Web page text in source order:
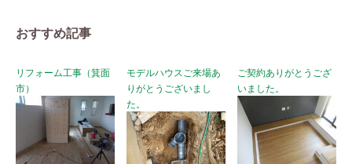
おすすめ記事
リフォーム工事（箕面
市）
モデルハウスご来場あ
りがとうございまし
た。
ご契約ありがとうござ
いました。